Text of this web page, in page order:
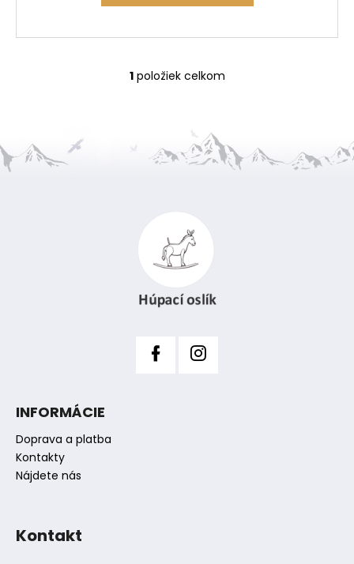
O
d
p
r
v
k
y
1položiek celkom
INFORMÁCIE
Doprava a platba
Kontakty
Nájdete nás
Kontakt